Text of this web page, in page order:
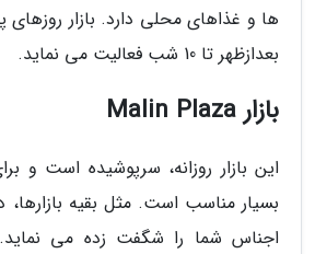
بعدازظهر تا 10 شب فعالیت می نماید.
بازار Malin Plaza
این بازار روزانه، سرپوشیده است و
بسیار مناسب است. مثل بقیه بازارها،
اجناس شما را شگفت زده می